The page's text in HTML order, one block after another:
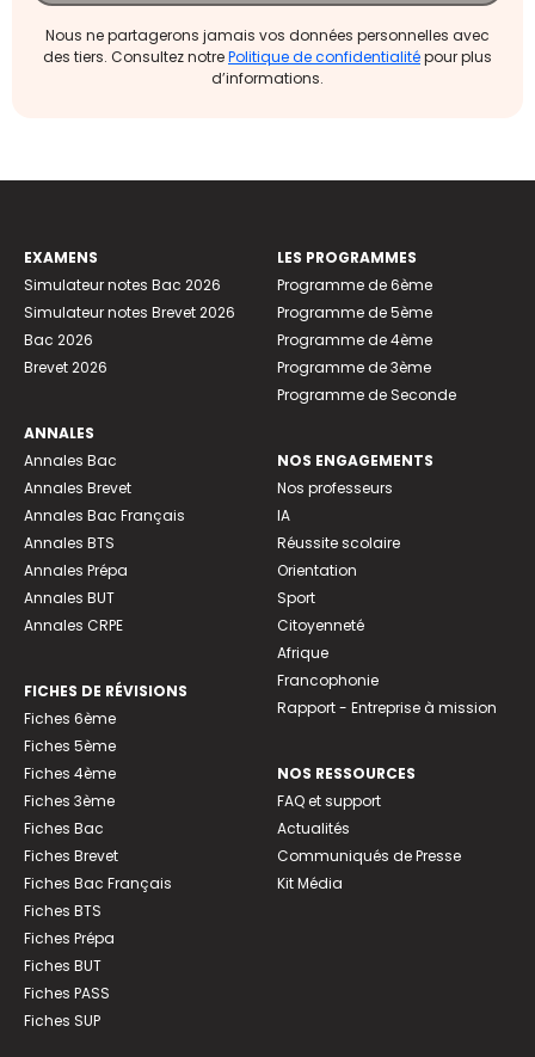
Nous ne partagerons jamais vos données personnelles avec
des tiers. Consultez notrePolitique de confidentialitépour plus
d’informations.
EXAMENS
Simulateur notes Bac 2026
Simulateur notes Brevet 2026
Bac 2026
Brevet 2026
ANNALES
Annales Bac
Annales Brevet
Annales Bac Français
Annales BTS
Annales Prépa
Annales BUT
Annales CRPE
FICHES DE RÉVISIONS
Fiches 6ème
Fiches 5ème
Fiches 4ème
Fiches 3ème
Fiches Bac
Fiches Brevet
Fiches Bac Français
Fiches BTS
Fiches Prépa
Fiches BUT
Fiches PASS
Fiches SUP
LES PROGRAMMES
Programme de 6ème
Programme de 5ème
Programme de 4ème
Programme de 3ème
Programme de Seconde
NOS ENGAGEMENTS
Nos professeurs
IA
Réussite scolaire
Orientation
Sport
Citoyenneté
Afrique
Francophonie
Rapport - Entreprise à mission
NOS RESSOURCES
FAQ et support
Actualités
Communiqués de Presse
Kit Média